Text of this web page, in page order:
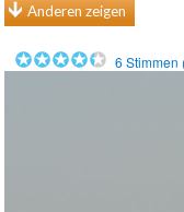
Anderen zeigen
6 Stimmen